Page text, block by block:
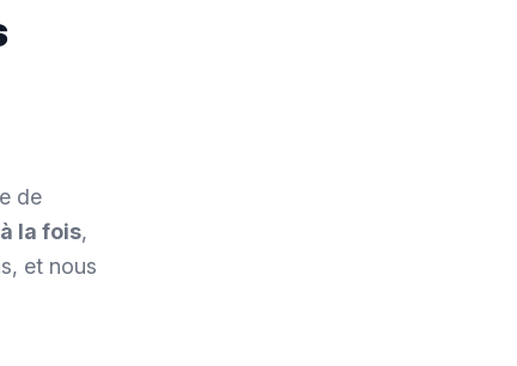
de
la fois,
et nous